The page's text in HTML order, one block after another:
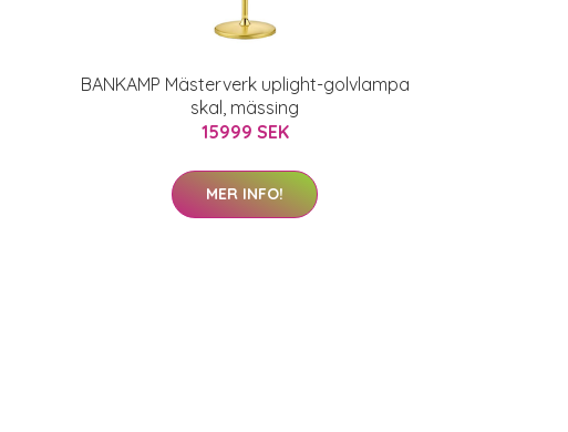
BANKAMP Mästerverk uplight-golvlampa
skal, mässing
15999 SEK
MER INFO!